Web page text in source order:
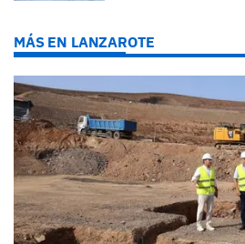
MÁS EN LANZAROTE